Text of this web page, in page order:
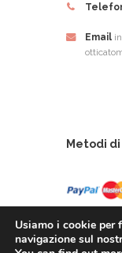
Email
Metodi
Usiamo i cookie per
navigazione sul